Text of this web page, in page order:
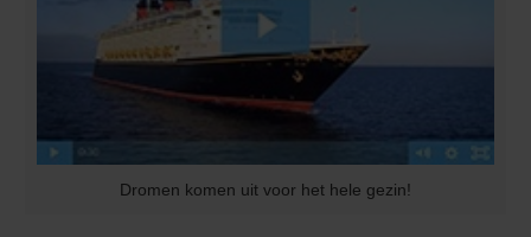
Dromen komen uit voor het hele gezin!